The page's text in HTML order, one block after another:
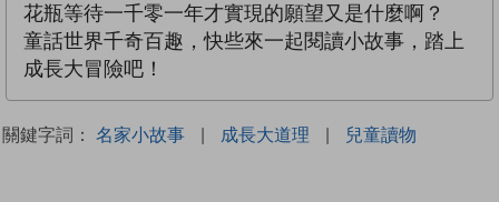
花瓶等待一千零一年才實現的願望又是什麼啊？
童話世界千奇百趣，快些來一起閱讀小故事，踏上
成長大冒險吧！
關鍵字詞： 名家小故事 | 成長大道理 | 兒童讀物